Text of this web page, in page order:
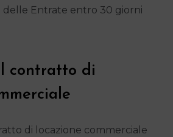
delle Entrate entro 30 giorni
contratto di
di locazione commerciale